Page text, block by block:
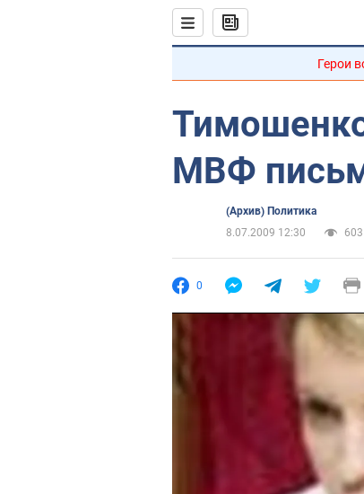
Герои
МВФ
(Архив) Политика
8.07.2009 12:30
603
0